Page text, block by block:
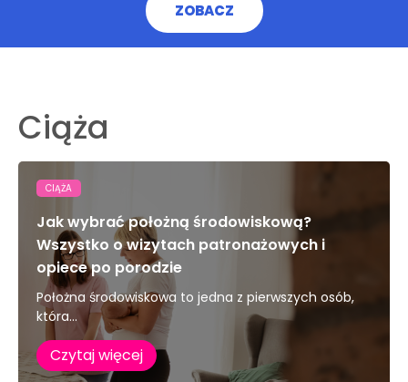
ZOBACZ
Ciąża
CIĄŻA
Jak wybrać położną środowiskową?
Wszystko o wizytach patronażowych i
opiece po porodzie
Położna środowiskowa to jedna z pierwszych osób,
która...
Czytaj więcej